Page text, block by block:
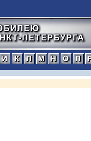
д е ж з и к л м